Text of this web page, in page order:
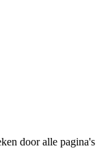
door alle pagina's